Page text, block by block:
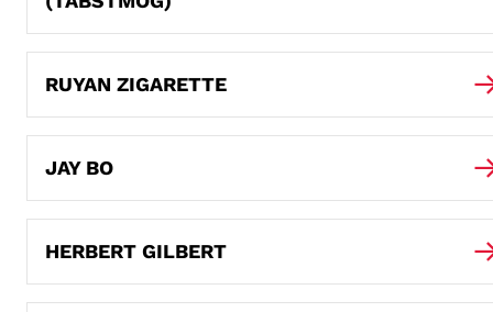
RUYAN ZIGARETTE
JAY BO
HERBERT GILBERT